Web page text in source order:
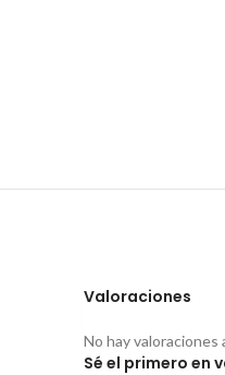
Valoraciones
No hay valoraciones
Sé el primero en